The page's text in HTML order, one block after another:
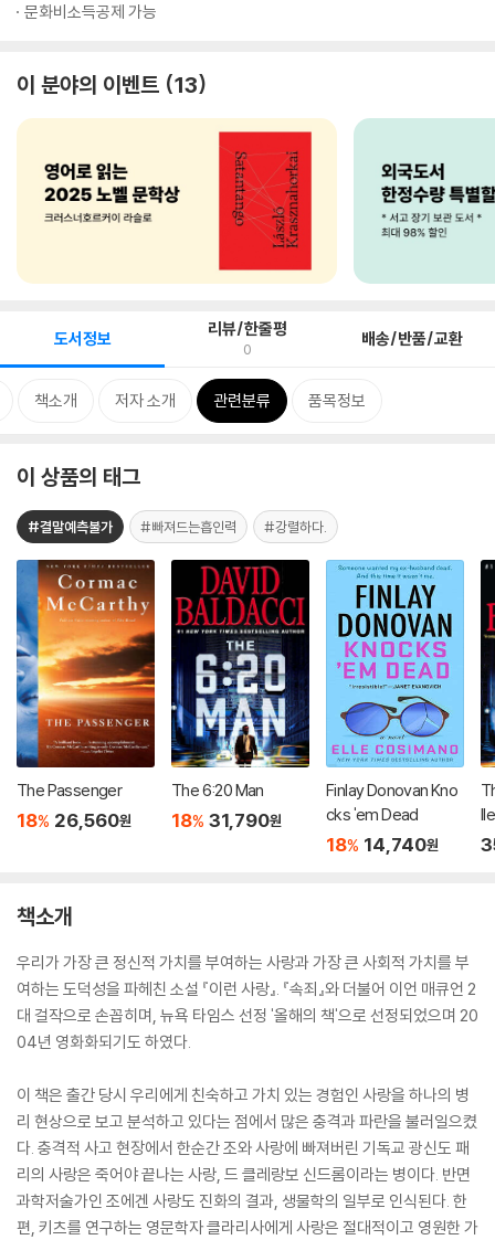
문화비소득공제 가능
이 분야의 이벤트 13
도서정보 리뷰/한줄평
0 배송/반품/교환
책소개 저자 소개 관련분류 품목정보
이 상품의 태그
#결말예측불가 #빠져드는흡인력 #강렬하다.
The Passenger
18% 26,560원
The 6:20 Man
18% 31,790원
Finlay Donovan Kno
cks 'em Dead
18% 14,740원
책소개
우리가 가장 큰 정신적 가치를 부여하는 사랑과 가장 큰 사회적 가치를 부
여하는 도덕성을 파헤친 소설 『이런 사랑』. 『속죄』와 더불어 이언 매큐언 2
대 걸작으로 손꼽히며, 뉴욕 타임스 선정 '올해의 책'으로 선정되었으며 20
04년 영화화되기도 하였다.
이 책은 출간 당시 우리에게 친숙하고 가치 있는 경험인 사랑을 하나의 병
리 현상으로 보고 분석하고 있다는 점에서 많은 충격과 파란을 불러일으켰
다. 충격적 사고 현장에서 한순간 조와 사랑에 빠져버린 기독교 광신도 패
리의 사랑은 죽어야 끝나는 사랑, 드 클레랑보 신드롬이라는 병이다. 반면
과학저술가인 조에겐 사랑도 진화의 결과, 생물학의 일부로 인식된다. 한
편, 키츠를 연구하는 영문학자 클라리사에게 사랑은 절대적이고 영원한 가